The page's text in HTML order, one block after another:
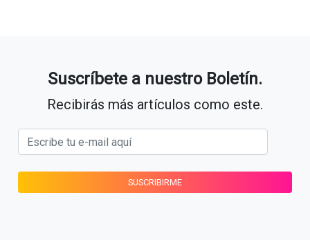
Suscríbete a nuestro Boletín.
Recibirás más artículos como este.